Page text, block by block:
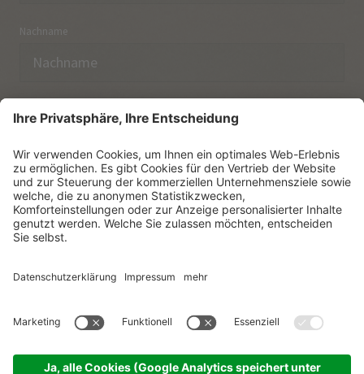
Nachname
Ich habe dieDatenschutzerklärungzur Kenntnis
genommen.
NEWSLETTER ABONNIEREN
Cookie-Einstellungen .